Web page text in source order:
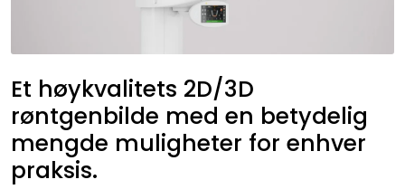
Et høykvalitets 2D/3D
røntgenbilde med en betydelig
mengde muligheter for enhver
praksis.